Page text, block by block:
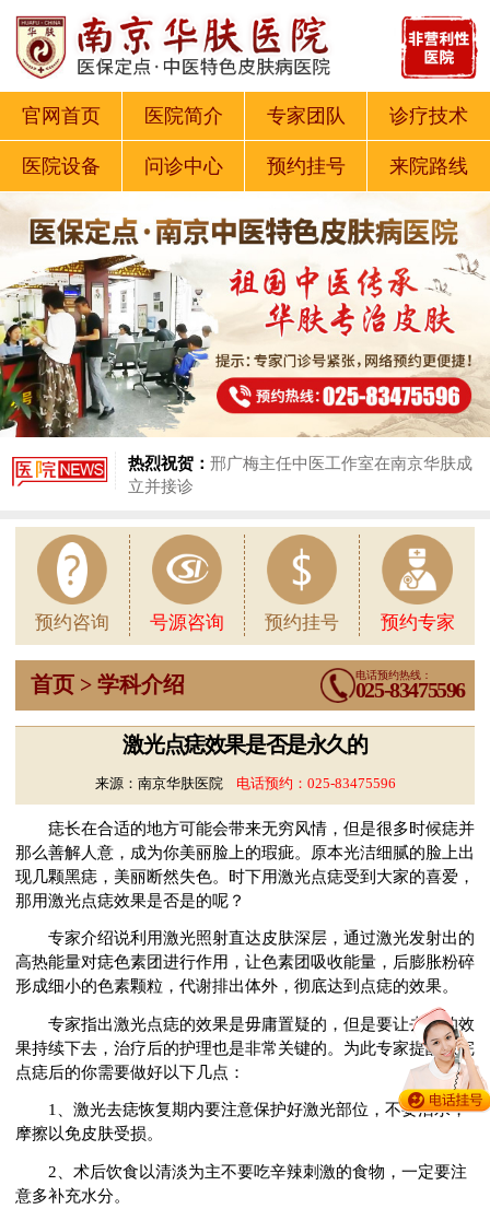
官网首页 医院简介 专家团队 诊疗技术
医院设备 问诊中心 预约挂号 来院路线
热烈祝贺： 邢广梅主任中医工作室在南京华肤成
立并接诊
预约咨询 号源咨询 预约挂号 预约专家
首页 > 学科介绍 电话预约热线：
025-83475596
激光点痣效果是否是永久的
来源：南京华肤医院 电话预约： 025-83475596
痣长在合适的地方可能会带来无穷风情，但是很多时候痣并
那么善解人意，成为你美丽脸上的瑕疵。原本光洁细腻的脸上出
现几颗黑痣，美丽断然失色。时下用激光点痣受到大家的喜爱，
那用激光点痣效果是否是的呢？
专家介绍说利用激光照射直达皮肤深层，通过激光发射出的
高热能量对痣色素团进行作用，让色素团吸收能量，后膨胀粉碎
形成细小的色素颗粒，代谢排出体外，彻底达到点痣的效果。
专家指出激光点痣的效果是毋庸置疑的，但是要让去痣的效
果持续下去，治疗后的护理也是非常关键的。为此专家提醒做完
点痣后的你需要做好以下几点：
1、激光去痣恢复期内要注意保护好激光部位，不要沾水，
摩擦以免皮肤受损。
2、术后饮食以清淡为主不要吃辛辣刺激的食物，一定要注
意多补充水分。